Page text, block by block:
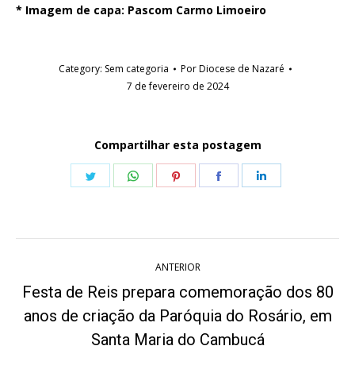
* Imagem de capa: Pascom Carmo Limoeiro
Category: Sem categoria PorDiocese de Nazaré
7 de fevereiro de 2024
Compartilhar esta postagem
Share
Share
Share
Share
de
post:
ANTERIOR
Post
anterior:
Festa de Reis prepara comemoração dos 80
anos de criação da Paróquia do Rosário, em
Santa Maria do Cambucá